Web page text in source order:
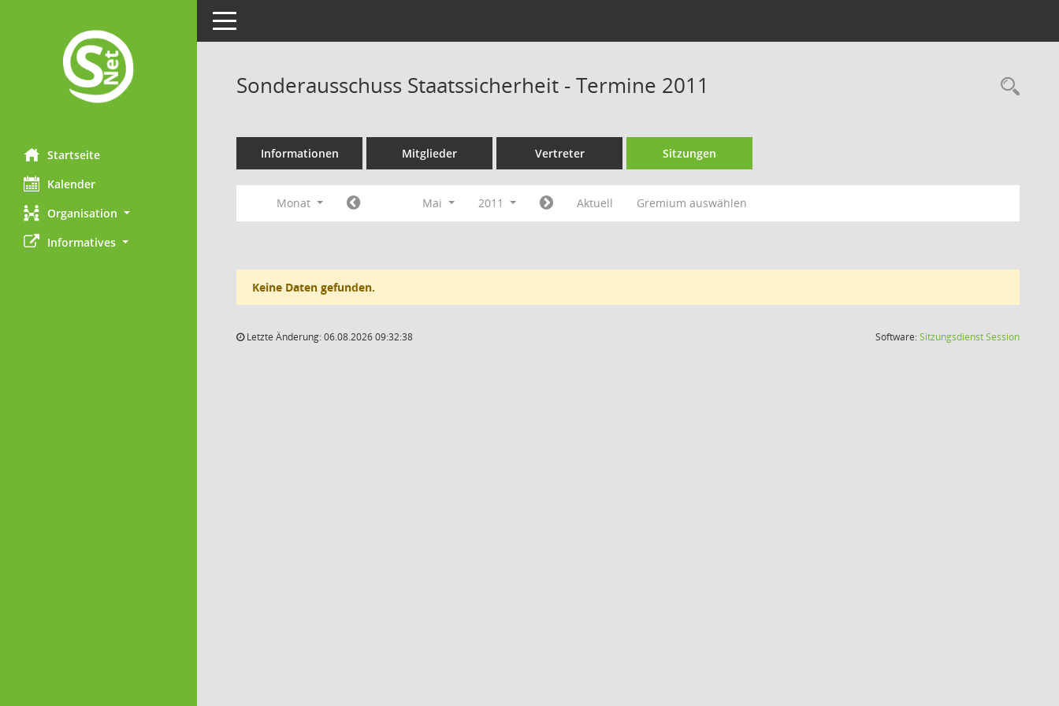
Startseite
Kalender
Organisation
Informatives
Toggle navigation
Sonderausschuss Staatssicherheit - Termine 2011
Informationen Mitglieder Vertreter Sitzungen
Monat Mai 2011 Aktuell Gremium auswählen
Keine Daten gefunden.
Letzte Änderung: 06.08.2026 09:32:38 Software:SitzungsdienstSession(Wird in